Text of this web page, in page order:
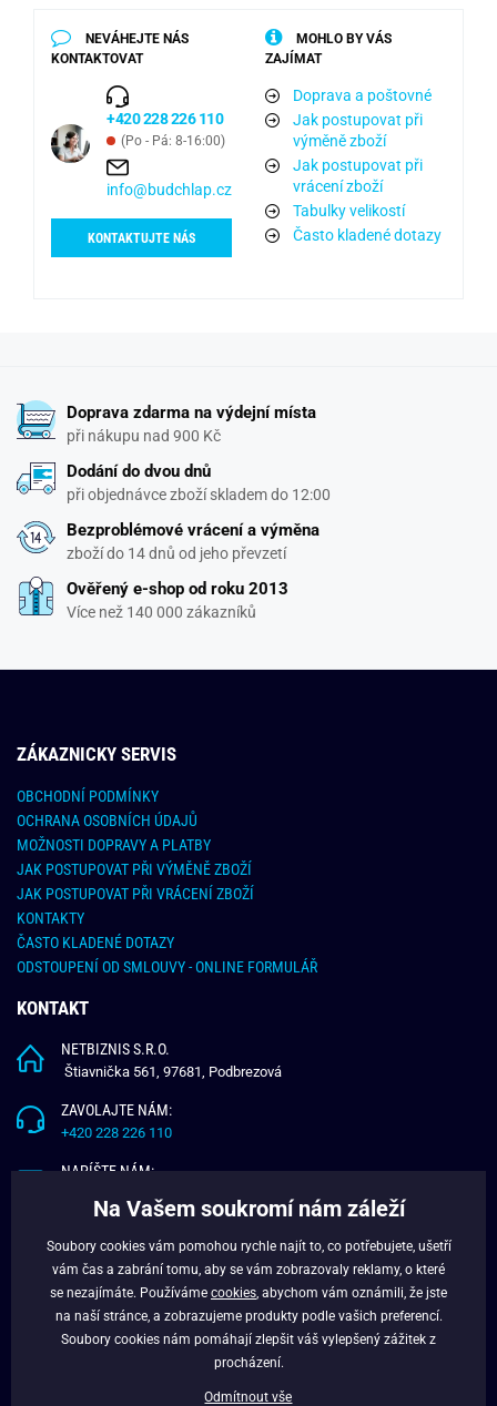
NEVÁHEJTE NÁS
KONTAKTOVAT
+420 228 226 110
(Po - Pá: 8-16:00)
info@budchlap.cz
KONTAKTUJTE NÁS
MOHLO BY VÁS
ZAJÍMAT
Doprava a poštovné
Jak postupovat při
výměně zboží
Jak postupovat při
vrácení zboží
Tabulky velikostí
Často kladené dotazy
Doprava zdarma na výdejní místa
při nákupu nad 900 Kč
Dodání do dvou dnů
při objednávce zboží skladem do 12:00
Bezproblémové vrácení a výměna
zboží do 14 dnů od jeho převzetí
Ověřený e-shop od roku 2013
Více než 140 000 zákazníků
ZÁKAZNICKY SERVIS
OBCHODNÍ PODMÍNKY
OCHRANA OSOBNÍCH ÚDAJŮ
MOŽNOSTI DOPRAVY A PLATBY
JAK POSTUPOVAT PŘI VÝMĚNĚ ZBOŽÍ
JAK POSTUPOVAT PŘI VRÁCENÍ ZBOŽÍ
KONTAKTY
ČASTO KLADENÉ DOTAZY
ODSTOUPENÍ OD SMLOUVY - ONLINE FORMULÁŘ
KONTAKT
NETBIZNIS S.R.O.
Štiavnička 561, 97681, Podbrezová
ZAVOLAJTE NÁM:
+420 228 226 110
NAPÍŠTE NÁM:
O NÁS
VĚRNOSTNÍ PROGRAM
Na Vašem soukromí nám záleží
Soubory cookies vám pomohou rychle najít to, co potřebujete, ušetří
vám čas a zabrání tomu, aby se vám zobrazovaly reklamy, o které
se nezajímáte. Používáme cookies , abychom vám oznámili, že jste
na naší stránce, a zobrazujeme produkty podle vašich preferencí.
Soubory cookies nám pomáhají zlepšit váš vylepšený zážitek z
procházení.
Odmítnout vše